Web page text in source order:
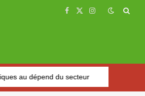
Facebook
X
Instagram
du secteur Marché des fruits